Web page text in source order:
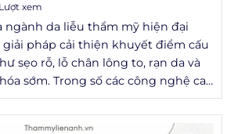
xem
ngành da liễu thẩm mỹ hiện đại
pháp cải thiện khuyết điểm cấu
sẹo rỗ, lỗ chân lông to, rạn da và
sớm. Trong số các công nghệ can
kết hợp giữa cơ học và năng lượng
trở thành một xu hướng được